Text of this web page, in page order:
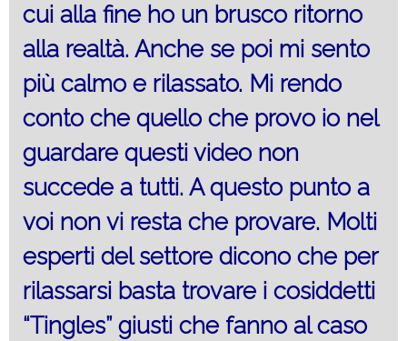
cui alla fine ho un brusco ritorno
alla realtà. Anche se poi mi sento
più calmo e rilassato. Mi rendo
conto che quello che provo io nel
guardare questi video non
succede a tutti. A questo punto a
voi non vi resta che provare. Molti
esperti del settore dicono che per
rilassarsi basta trovare i cosiddetti
“Tingles” giusti che fanno al caso